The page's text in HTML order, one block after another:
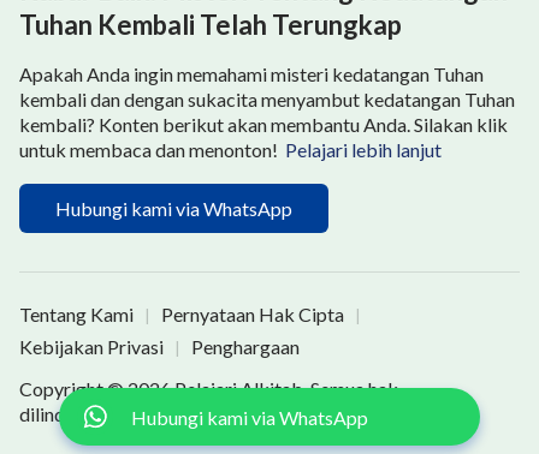
Tuhan Kembali Telah Terungkap
Apakah Anda ingin memahami misteri kedatangan Tuhan
kembali dan dengan sukacita menyambut kedatangan Tuhan
kembali? Konten berikut akan membantu Anda. Silakan klik
untuk membaca dan menonton! Pelajari lebih lanjut
Hubungi kami via WhatsApp
Tentang Kami | Pernyataan Hak Cipta |
Kebijakan Privasi |
Penghargaan
Copyright © 2026Pelajari Alkitab. Semua hak
dilindungi undang-undang.Hubungi kami via WhatsApp